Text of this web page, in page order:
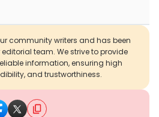
community writers and has been
team. We strive to provide
information, ensuring high
and trustworthiness.